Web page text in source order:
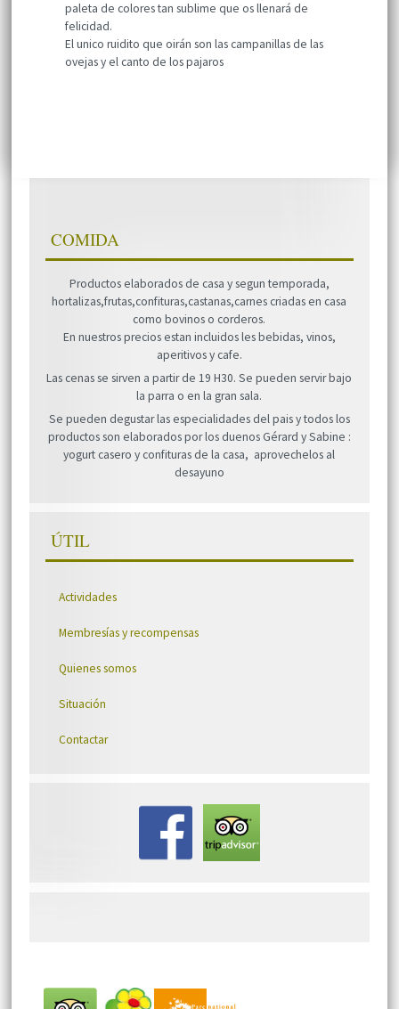
paleta de colores tan sublime que os llenará de
felicidad.
El unico ruidito que oirán son las campanillas de las
ovejas y el canto de los pajaros
COMIDA
Productos elaborados de casa y segun temporada,
hortalizas,frutas,confituras,castanas,carnes criadas en casa
como bovinos o corderos.
En nuestros precios estan incluidos les bebidas, vinos,
aperitivos y cafe.
Las cenas se sirven a partir de 19 H30. Se pueden servir bajo
la parra o en la gran sala.
Se pueden degustar las especialidades del pais y todos los
productos son elaborados por los duenos Gérard y Sabine :
yogurt casero y confituras de la casa, aprovechelos al
desayuno
ÚTIL
Actividades
Membresías y recompensas
Quienes somos
Situación
Contactar